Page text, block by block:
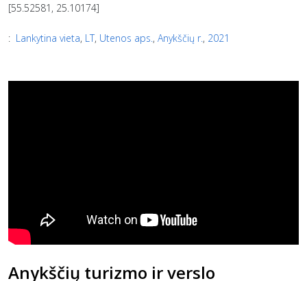
[55.52581, 25.10174]
: Lankytina vieta, LT, Utenos aps. , Anykščių r., 2021
Anykščių turizmo ir verslo